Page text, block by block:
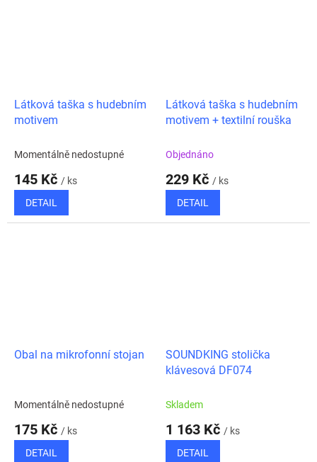
Látková taška s hudebním
motivem
Momentálně nedostupné
145 Kč / ks
DETAIL
Látková taška s hudebním
motivem + textilní rouška
Objednáno
229 Kč / ks
DETAIL
Obal na mikrofonní stojan
Momentálně nedostupné
175 Kč / ks
DETAIL
SOUNDKING stolička
klávesová DF074
Skladem
1 163 Kč / ks
DETAIL